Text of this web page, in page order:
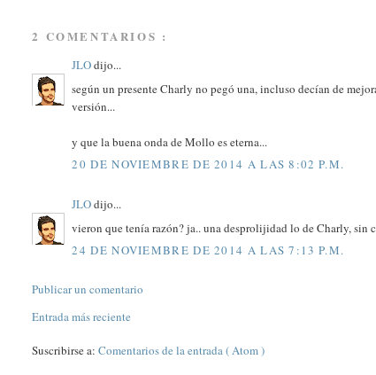
2 COMENTARIOS :
JLOdijo...
según un presente Charly no pegó una, incluso decían de
versión...
y que la buena onda de Mollo es eterna...
20 DE NOVIEMBRE DE 2014 A LAS 8:02 P.M.
JLOdijo...
vieron que tenía razón? ja.. una desprolijidad lo de Charly, sin
24 DE NOVIEMBRE DE 2014 A LAS 7:13 P.M.
Publicar un comentario
Entrada más reciente
Suscribirse a:Comentarios de la entrada ( Atom )